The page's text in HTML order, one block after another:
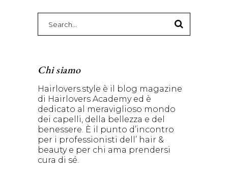
for:
Chi siamo
Hairlovers.style è il blog magazine
di Hairlovers Academy ed è
dedicato al meraviglioso mondo
dei capelli, della bellezza e del
benessere. È il punto d’incontro
per i professionisti dell’ hair &
beauty e per chi ama prendersi
cura di sé.